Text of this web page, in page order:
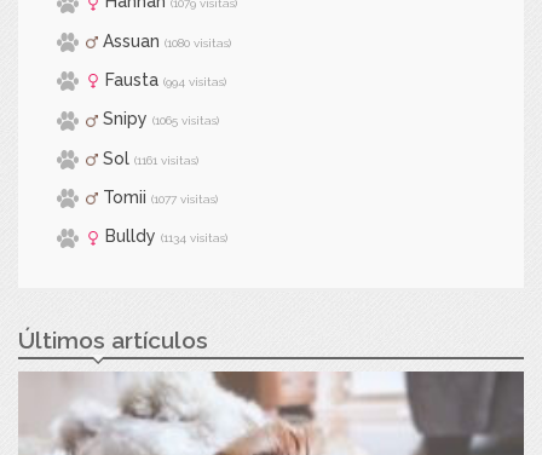
(1079 visitas)
Assuan (1080 visitas)
Fausta (994 visitas)
Snipy (1065 visitas)
Sol (1161 visitas)
Tomii (1077 visitas)
Bulldy (1134 visitas)
Últimos artículos